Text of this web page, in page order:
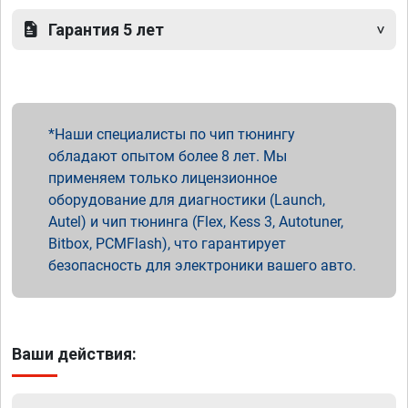
Гарантия 5 лет
Наши специалисты по чип тюнингу
обладают опытом более 8 лет. Мы
применяем только лицензионное
оборудование для диагностики (Launch,
Autel) и чип тюнинга (Flex, Kess 3, Autotuner,
Bitbox, PCMFlash), что гарантирует
безопасность для электроники вашего авто.
Ваши действия: